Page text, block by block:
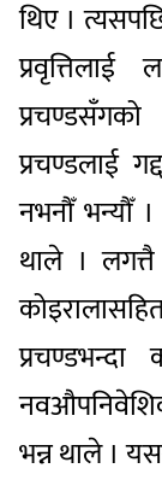
थिए ।
प्रचण्डलाई
नभनौँ भन्यौँ
थाले ।
भन्न थाले ।